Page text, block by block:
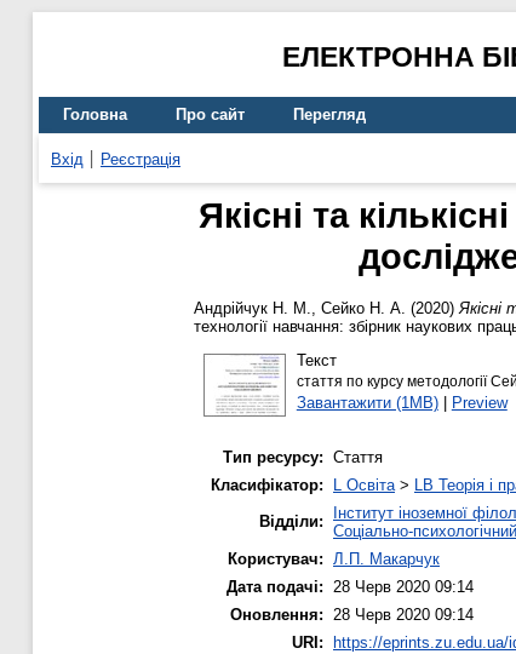
ЕЛЕКТРОННА
Головна Про сайт Перегляд
Вхід Реєстрація
Якісні та
Андрійчук Н. М., Сейко Н. А. (2020)Якісні
технології навчання: збірник наукових
Текст
стаття по курсу методології
Завантажити (1MB)| Preview
Тип ресурсу: Стаття
Класифікатор:
L Освіта> LB Теорія і
Відділи:
Інститут іноземної
Соціально-
Користувач: Л.П. Макарчук
Дата подачі: 28 Черв 2020 09:14
Оновлення: 28 Черв 2020 09:14
URI:
https://eprints.zu.edu.ua/